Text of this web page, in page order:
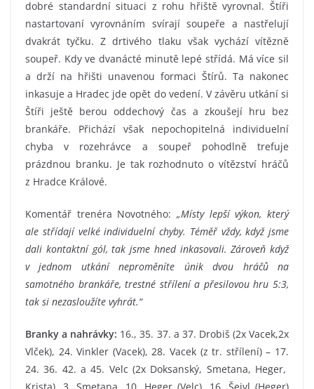
dobré standardní situaci z rohu hřiště vyrovnal. Štíři
nastartovaní vyrovnáním svírají soupeře a nastřelují
dvakrát tyčku. Z drtivého tlaku však vychází vítězně
soupeř. Kdy ve dvanácté minutě lepé střídá. Má více sil
a drží na hřišti unavenou formaci Štírů. Ta nakonec
inkasuje a Hradec jde opět do vedení. V závěru utkání si
Štíři ještě berou oddechový čas a zkoušejí hru bez
brankáře. Přichází však nepochopitelná individuelní
chyba v rozehrávce a soupeř pohodlně trefuje
prázdnou branku. Je tak rozhodnuto o vítězství hráčů
z Hradce Králové.
Komentář trenéra Novotného: „Místy lepší výkon, který
ale střídají velké individuelní chyby. Téměř vždy, když jsme
dali kontaktní gól, tak jsme hned inkasovali. Zároveň když
v jednom utkání neproměníte únik dvou hráčů na
samotného brankáře, trestné střílení a přesilovou hru 5:3,
tak si nezasloužíte vyhrát.“
Branky a nahrávky: 16., 35. 37. a 37. Drobiš (2x Vacek,2x
Vlček), 24. Vinkler (Vacek), 28. Vacek (z tr. střílení) – 17.
24. 36. 42. a 45. Velc (2x Doksanský, Smetana, Heger,